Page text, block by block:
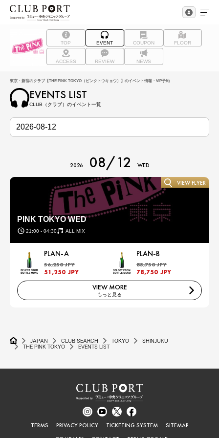
TOP EVENT COUPON FLOOR
ACCESS REVIEW NEWS
東京・新宿のクラブ【THE PINK TOKYO（ピンクトウキョウ）】のイベント情報・VIP予約
EVENTS LIST
CLUB（クラブ）のイベント一覧
2026 08/12 WED
PINK TOKYO WED
21:00 - 04:30 ALL MIX
VIEW FLYER
PLAN-A
56,250 JPY
51,250 JPY
PLAN-B
83,750 JPY
78,750 JPY
VIEW MORE
もっと見る
JAPAN CLUB SEARCH TOKYO
SHINJUKU
THE PINK TOKYO
EVENTS LIST
TERMS PRIVACY POLICY TICKETING SYSTEM
SITEMAP